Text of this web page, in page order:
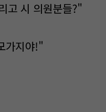
고 시 의원분들?"
가지야!"